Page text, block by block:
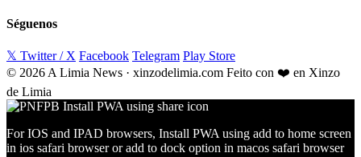
Séguenos
𝕏 Twitter / X Facebook Telegram Play Store
© 2026 A Limia News · xinzodelimia.com Feito con ❤️ en Xinzo
de Limia
For IOS and IPAD browsers, Install PWA using add to home screen
in ios safari browser or add to dock option in macos safari browser